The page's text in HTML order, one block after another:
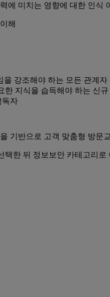
에 미치는 영향에 대한 인식
해
을 강조해야 하는 모든 관계자
한 지식을 습득해야 하는 신
독자
기반으로 고객 맞춤형 방문
택한 뒤 정보보안 카테고리